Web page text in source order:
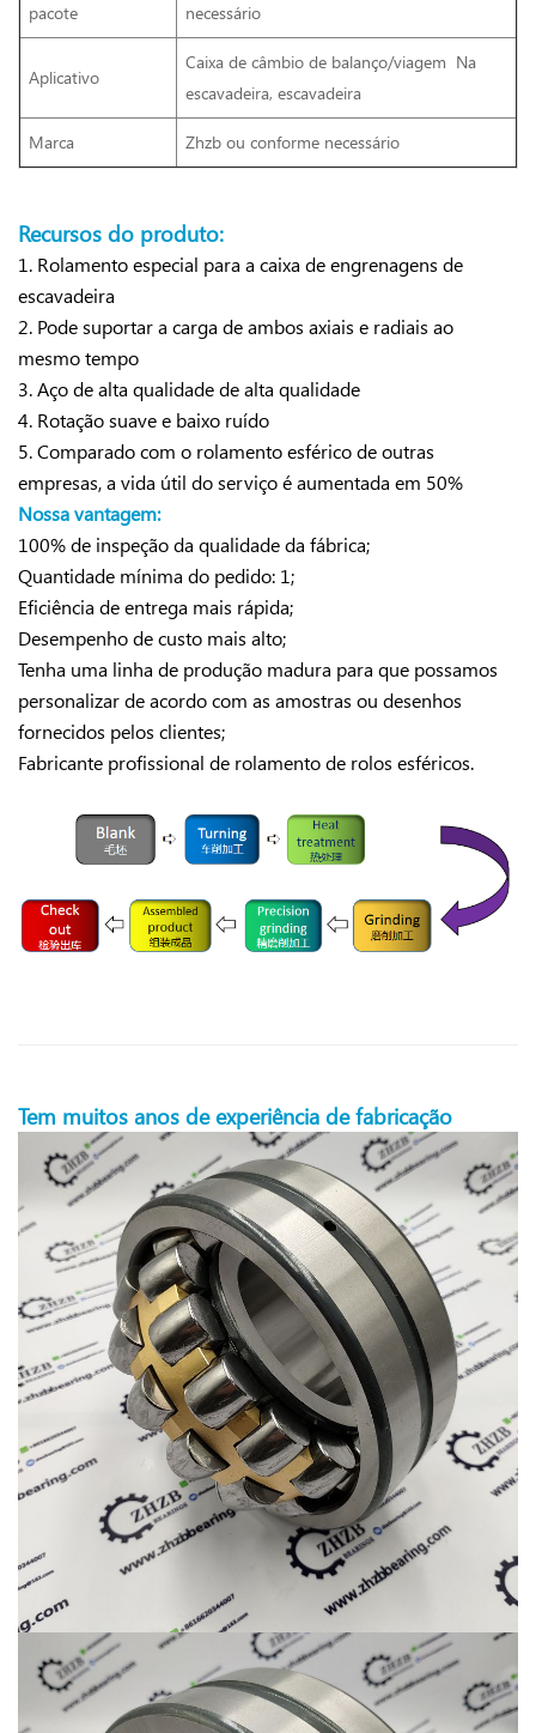
pacote
necessário
Aplicativo
Caixa de câmbio de balanço/viagem Na
escavadeira, escavadeira
Marca Zhzb ou conforme necessário
Recursos do produto:
1. Rolamento especial para a caixa de engrenagens de
escavadeira
2. Pode suportar a carga de ambos axiais e radiais ao
mesmo tempo
3. Aço de alta qualidade de alta qualidade
4. Rotação suave e baixo ruído
5. Comparado com o rolamento esférico de outras
empresas, a vida útil do serviço é aumentada em 50%
Nossa vantagem:
100% de inspeção da qualidade da fábrica;
Quantidade mínima do pedido: 1;
Eficiência de entrega mais rápida;
Desempenho de custo mais alto;
Tenha uma linha de produção madura para que possamos
personalizar de acordo com as amostras ou desenhos
fornecidos pelos clientes;
Fabricante profissional de rolamento de rolos esféricos.
Tem muitos anos de experiência de fabricação